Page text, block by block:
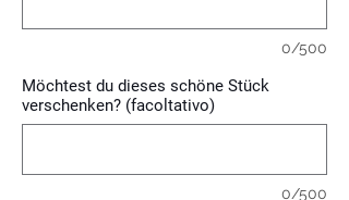
0/500
Möchtest du dieses schöne Stück
verschenken? (facoltativo)
0/500